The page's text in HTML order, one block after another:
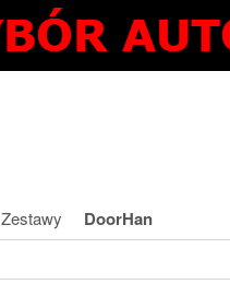
Zestawy DoorHan